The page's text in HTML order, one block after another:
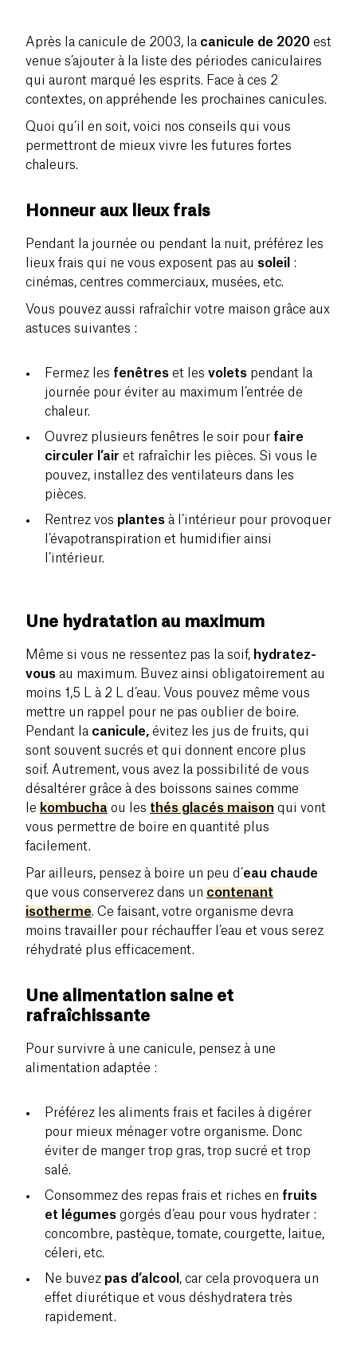
Après la canicule de 2003, la canicule de 2020 est
venue s’ajouter à la liste des périodes caniculaires
qui auront marqué les esprits. Face à ces 2
contextes, on appréhende les prochaines canicules.
Quoi qu’il en soit, voici nos conseils qui vous
permettront de mieux vivre les futures fortes
chaleurs.
Honneur aux lieux frais
Pendant la journée ou pendant la nuit, préférez les
lieux frais qui ne vous exposent pas au soleil :
cinémas, centres commerciaux, musées, etc.
Vous pouvez aussi rafraîchir votre maison grâce aux
astuces suivantes :
Fermez les fenêtres et les volets pendant la
journée pour éviter au maximum l’entrée de
chaleur.
Ouvrez plusieurs fenêtres le soir pour faire
circuler l’air et rafraîchir les pièces. Si vous le
pouvez, installez des ventilateurs dans les
pièces.
Rentrez vos plantes à l’intérieur pour provoquer
l’évapotranspiration et humidifier ainsi
l’intérieur.
Une hydratation au maximum
Même si vous ne ressentez pas la soif, hydratez-
vous au maximum. Buvez ainsi obligatoirement au
moins 1,5 L à 2 L d’eau. Vous pouvez même vous
mettre un rappel pour ne pas oublier de boire.
Pendant la canicule, évitez les jus de fruits, qui
sont souvent sucrés et qui donnent encore plus
soif. Autrement, vous avez la possibilité de vous
désaltérer grâce à des boissons saines comme
le kombucha ou les thés glacés maison qui vont
vous permettre de boire en quantité plus
facilement.
Par ailleurs, pensez à boire un peu d’eau chaude
que vous conserverez dans un contenant
isotherme. Ce faisant, votre organisme devra
moins travailler pour réchauffer l’eau et vous serez
réhydraté plus efficacement.
Une alimentation saine et
rafraîchissante
Pour survivre à une canicule, pensez à une
alimentation adaptée :
Préférez les aliments frais et faciles à digérer
pour mieux ménager votre organisme. Donc
éviter de manger trop gras, trop sucré et trop
salé.
Consommez des repas frais et riches en fruits
et légumes gorgés d’eau pour vous hydrater :
concombre, pastèque, tomate, courgette, laitue,
céleri, etc.
Ne buvez pas d’alcool , car cela provoquera un
effet diurétique et vous déshydratera très
rapidement.